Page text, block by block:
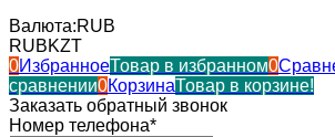
Валюта:RUB
RUBKZT
0ИзбранноеТовар в избранном0
сравнении0КорзинаТовар в корзине!
Заказать обратный звонок
Номер телефона*